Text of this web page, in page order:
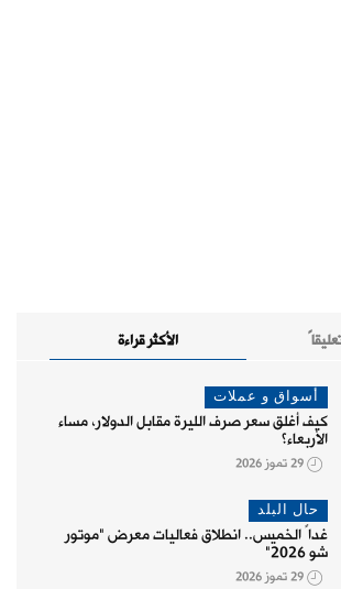
الأكثر قراءة
أسواق و عملات
كيف أغلق سعر صرف الليرة مقابل الدولار، مساء
الأربعاء؟
29 تموز 2026
حال البلد
غداً الخميس.. انطلاق فعاليات معرض "موتور
شو 2026"
29 تموز 2026